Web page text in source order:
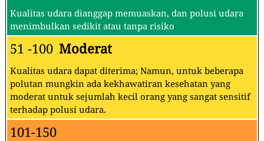
Kualitas udara dianggap memuaskan, dan polusi udara
menimbulkan sedikit atau tanpa risiko
51 -100 Moderat
Kualitas udara dapat diterima; Namun, untuk beberapa
polutan mungkin ada kekhawatiran kesehatan yang
moderat untuk sejumlah kecil orang yang sangat sensitif
terhadap polusi udara.
101-150